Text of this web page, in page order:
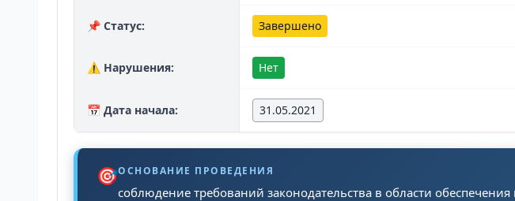
📌 Статус: Завершено
⚠️ Нарушения: Нет
📅 Дата начала: 31.05.2021
🎯ОСНОВАНИЕ ПРОВЕДЕНИЯ
соблюдение требований законодательства в области